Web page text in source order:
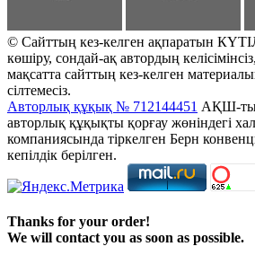
© Сайттың кез-келген ақпаратын
көшіру, сондай-ақ автордың
мақсатта сайттың кез-келген
сілтемесіз.
Авторлық құқық № 712144451 АҚШ-
авторлық құқықты қорғау жөніндегі
компаниясында тіркелген Берн
кепілдік берілген.
Thanks for your order!
We will contact you as soon as possible.